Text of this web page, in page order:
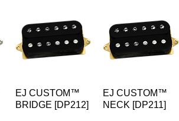
EJ CUSTOM™
BRIDGE [DP212]
EJ CUSTOM™
NECK [DP211]